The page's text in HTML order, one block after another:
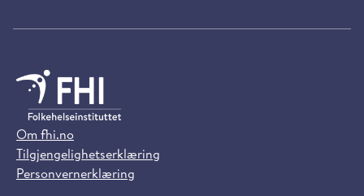
Om fhi.no
Tilgjengelighetserklæring
Personvernerklæring